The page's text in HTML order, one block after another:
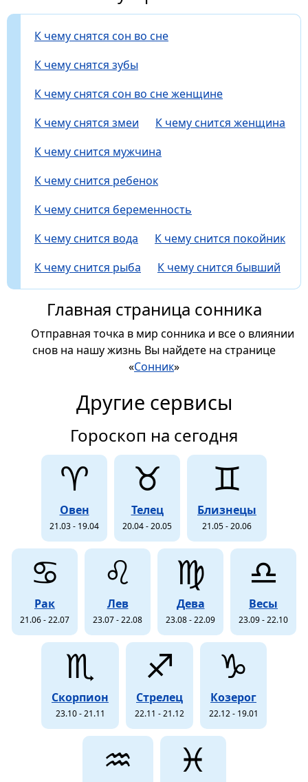
К чему снятся сон во сне
К чему снятся зубы
К чему снятся сон во сне женщине
К чему снятся змеи
К чему снится женщина
К чему снится мужчина
К чему снится ребенок
К чему снится беременность
К чему снится вода
К чему снится покойник
К чему снится рыба
К чему снится бывший
Главная страница сонника
Отправная точка в мир сонника и все о влиянии
снов на нашу жизнь Вы найдете на странице
«Сонник»
Другие сервисы
Гороскоп на сегодня
♈
Овен
21.03 - 19.04
♉
Телец
20.04 - 20.05
♊
Близнецы
21.05 - 20.06
♋
Рак
21.06 - 22.07
♌
Лев
23.07 - 22.08
♍
Дева
23.08 - 22.09
♎
Весы
23.09 - 22.10
♏
Скорпион
23.10 - 21.11
♐
Стрелец
22.11 - 21.12
♑
Козерог
22.12 - 19.01
♒ ♓